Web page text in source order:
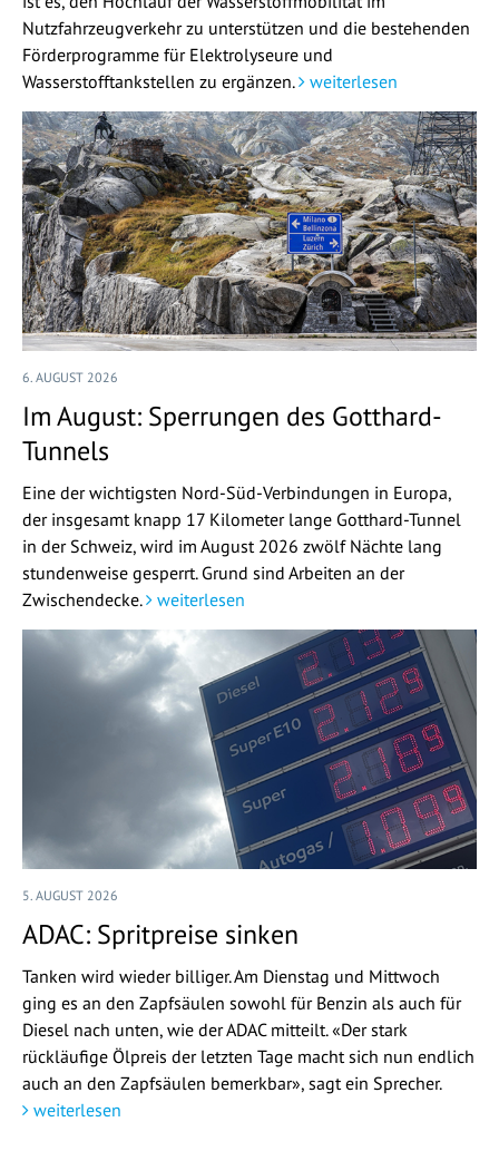
Nutzfahrzeugverkehr zu unterstützen und die bestehenden
Förderprogramme für Elektrolyseure und
Wasserstofftankstellen zu ergänzen.
weiterlesen
6. AUGUST 2026
Im August: Sperrungen des Gotthard-
Tunnels
Eine der wichtigsten Nord-Süd-Verbindungen in Europa,
der insgesamt knapp 17 Kilometer lange Gotthard-Tunnel
in der Schweiz, wird im August 2026 zwölf Nächte lang
stundenweise gesperrt. Grund sind Arbeiten an der
Zwischendecke.
weiterlesen
5. AUGUST 2026
ADAC: Spritpreise sinken
Tanken wird wieder billiger. Am Dienstag und Mittwoch
ging es an den Zapfsäulen sowohl für Benzin als auch für
Diesel nach unten, wie der ADAC mitteilt. «Der stark
rückläufige Ölpreis der letzten Tage macht sich nun endlich
auch an den Zapfsäulen bemerkbar», sagt ein Sprecher.
weiterlesen